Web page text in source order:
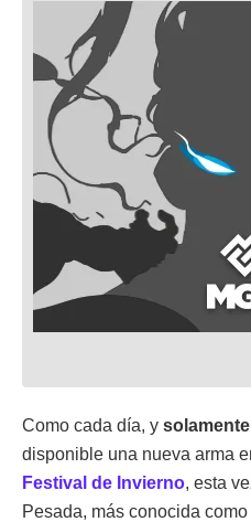
Como cada día, y
disponible una nueva arma
Festival de Invierno, esta
Pesada, más conocida